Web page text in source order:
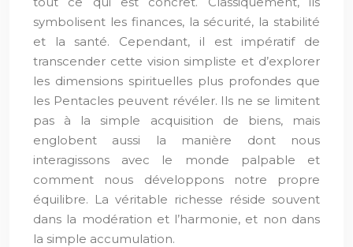
symbolisent les finances, la sécurité, la stabilité
et la santé. Cependant, il est impératif de
transcender cette vision simpliste et d’explorer
les dimensions spirituelles plus profondes que
les Pentacles peuvent révéler. Ils ne se limitent
pas à la simple acquisition de biens, mais
englobent aussi la manière dont nous
interagissons avec le monde palpable et
comment nous développons notre propre
équilibre. La véritable richesse réside souvent
dans la modération et l’harmonie, et non dans
la simple accumulation.